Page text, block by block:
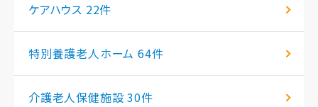
ケアハウス 22件
特別養護老人ホーム 64件
介護老人保健施設30件